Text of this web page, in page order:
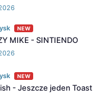
NEW
MIKE - SINTIENDO
NEW
- Jeszcze jeden Toast